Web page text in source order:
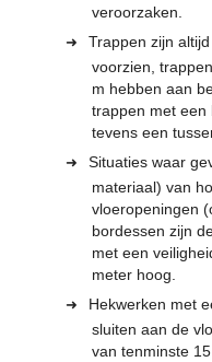
veroorzaken.
Trappen zijn
voorzien,
m hebben aan
trappen met een
tevens een
Situaties waar
materiaal) van
vloeropeningen
bordessen zijn
met een
meter hoog.
Hekwerken met
sluiten aan de
van tenminste